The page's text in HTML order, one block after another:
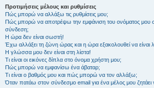
Προτιμήσεις μέλους και ρυθμίσεις
Πώς μπορώ να αλλάξω τις ρυθμίσεις μου;
Πώς μπορώ να αποτρέψω την εμφάνιση του ονόματος μου
σύνδεση;
Η ώρα δεν είναι σωστή!
Έχω αλλάξει τη ζώνη ώρας και η ώρα εξακολουθεί να είναι
Η γλώσσα μου δεν είναι στη λίστα!
Τι είναι οι εικόνες δίπλα στο όνομα χρήστη μου;
Πώς μπορώ να εμφανίσω ένα άβαταρ;
Τι είναι ο βαθμός μου και πώς μπορώ να τον αλλάξω;
Όταν πατάω στον σύνδεσμο email για ένα μέλος μου